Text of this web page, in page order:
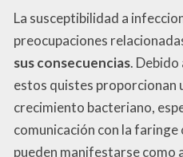
La susceptibilidad a
preocupaciones
sus consecuencias.
estos quistes proporcionan
crecimiento bacteriano,
comunicación con la faringe
pueden manifestarse como